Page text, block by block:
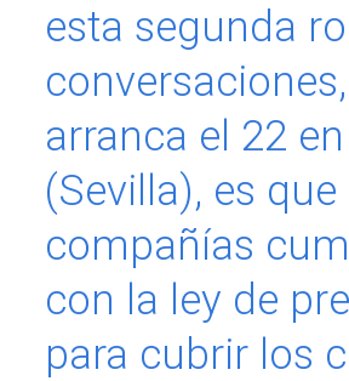
esta segunda
arranca el 22
(Sevilla), es que
compañías
con la ley de
para cubrir los